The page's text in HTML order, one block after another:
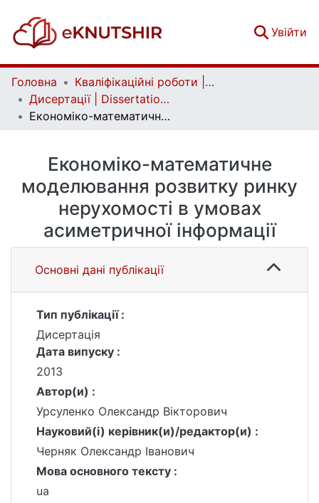
Увійти
Головна
Кваліфікаційні роботи | Qualifying works
Дисертації | Dissertations
Економіко-математичне моделювання розвитку ринку нерухомості в умовах асиметричної інформації
Економіко-математичне
моделювання розвитку ринку
нерухомості в умовах
асиметричної інформації
Основні дані публікації
Тип публікації :
Дисертація
Дата випуску :
2013
Автор(и) :
Урсуленко Олександр Вікторович
Науковий(і) керівник(и)/редактор(и) :
Черняк Олександр Іванович
Мова основного тексту :
ua